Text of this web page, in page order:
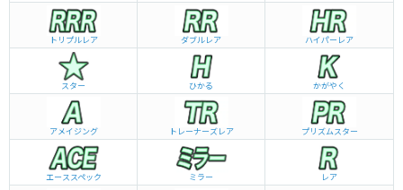
トリプルレア ダブルレア ハイパーレア
スター ひかる かがやく
アメイジング トレーナーズレア プリズムスター
エーススペック ミラー レア